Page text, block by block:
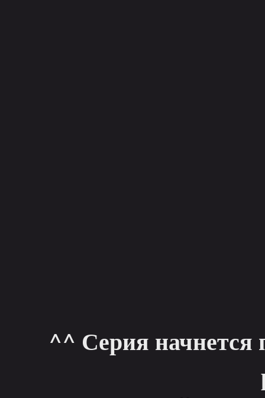
^^ Серия начнется